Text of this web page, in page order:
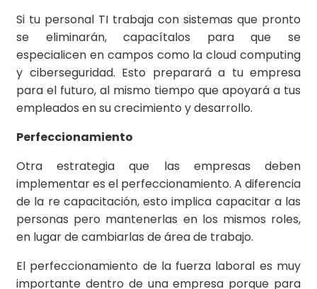
Si tu personal TI trabaja con sistemas que pronto
se eliminarán, capacítalos para que se
especialicen en campos como la cloud computing
y ciberseguridad. Esto preparará a tu empresa
para el futuro, al mismo tiempo que apoyará a tus
empleados en su crecimiento y desarrollo.
Perfeccionamiento
Otra estrategia que las empresas deben
implementar es el perfeccionamiento. A diferencia
de la re capacitación, esto implica capacitar a las
personas pero mantenerlas en los mismos roles,
en lugar de cambiarlas de área de trabajo.
El perfeccionamiento de la fuerza laboral es muy
importante dentro de una empresa porque para